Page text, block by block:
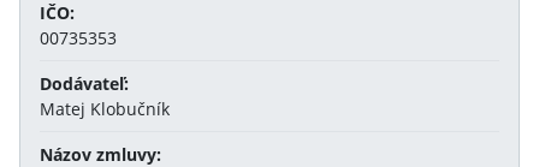
IČO:
00735353
Dodávateľ:
Matej Klobučník
Názov zmluvy: